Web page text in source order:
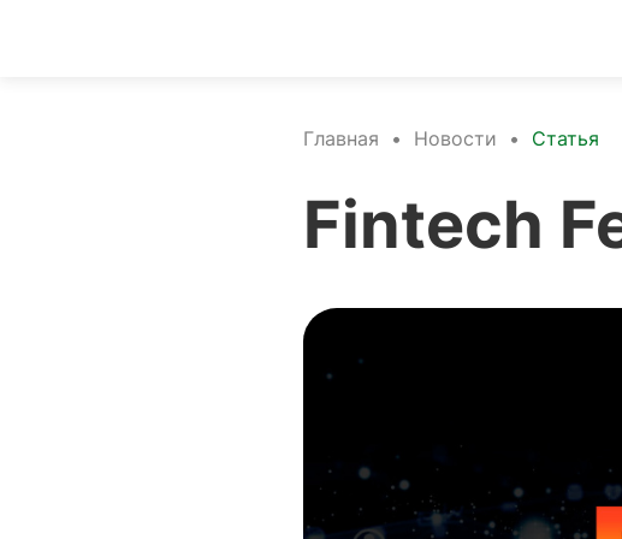
Главная • Новости • Статья
Fintech